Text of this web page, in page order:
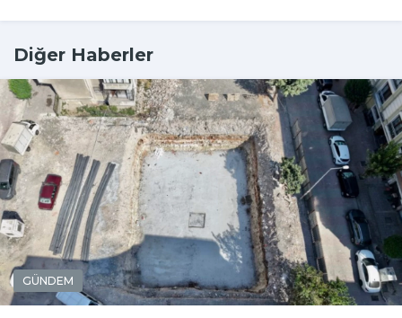
Diğer Haberler
GÜNDEM